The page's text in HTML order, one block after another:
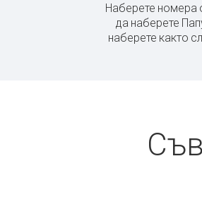
Наберете номера
да наберете
наберете както